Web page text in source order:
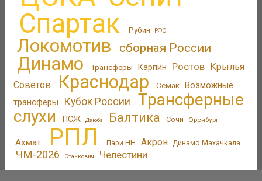
Спартак Рубин РФС
Локомотив сборная России
Динамо Трансферы Карпин Ростов Крылья
Советов
Краснодар Семак Возможные
трансферы
Кубок России
Трансферные
слухи
ПСЖ Дзюба Балтика Сочи Оренбург
Ахмат РПЛ Пари НН Акрон Динамо Махачкала
ЧМ-2026 Станкович Челестини